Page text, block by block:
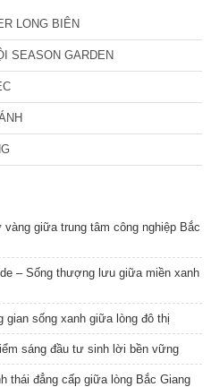
LONG BIÊN
SEASON GARDEN
giữa trung tâm công nghiệp Bắc
– Sống thượng lưu giữa miền xanh
gian sống xanh giữa lòng đô thị
sáng đầu tư sinh lời bền vững
thái đẳng cấp giữa lòng Bắc Giang